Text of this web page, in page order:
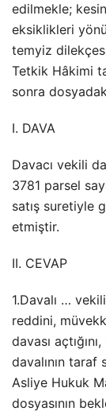
edilmekle;
eksiklikleri
temyiz
Tetkik Hâkimi
sonra
I. DAVA
Davacı vekili
3781 parsel
satış suretiyle
etmiştir.
II. CEVAP
1.Davalı …
reddini,
davası
davalının taraf
Asliye Hukuk
dosyasının